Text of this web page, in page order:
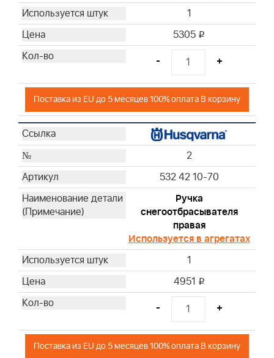
1
5305 i
- +
Поставка из EU до 5 месяцев 100% оплата В корзину
2
532 42 10-70
Ручка
снегоотбрасывателя
правая
Используется в агрегатах
1
4951 i
- +
Поставка из EU до 5 месяцев 100% оплата В корзину